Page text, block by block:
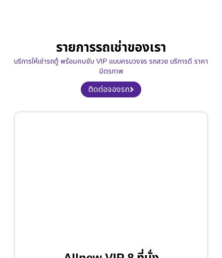
รายการรถเช่าของเรา
บริการให้เช่ารถตู้ พร้อมคนขับ VIP แบบครบวงจร รถสวย บริการดี ราคา
มิตรภาพ
ติดต่อจองรถ